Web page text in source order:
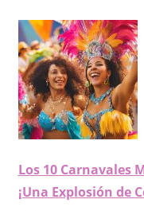
Los 10 Carnavales
¡Una Explosión de